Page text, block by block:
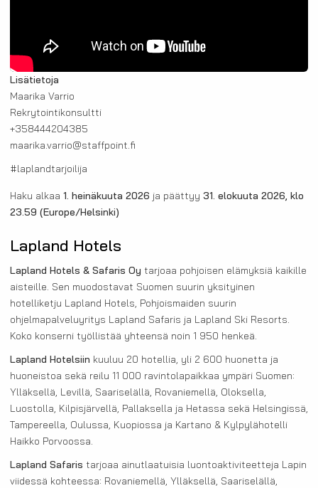
Lisätietoja
Maarika Varrio
Rekrytointikonsultti
+358444204385
maarika.varrio@staffpoint.fi
#laplandtarjoilija
Haku alkaa 1. heinäkuuta 2026 ja päättyy 31. elokuuta 2026, klo
23.59 (Europe/Helsinki)
Lapland Hotels
Lapland Hotels & Safaris Oy tarjoaa pohjoisen elämyksiä kaikille
aisteille. Sen muodostavat Suomen suurin yksityinen
hotelliketju Lapland Hotels, Pohjoismaiden suurin
ohjelmapalveluyritys Lapland Safaris ja Lapland Ski Resorts.
Koko konserni työllistää yhteensä noin 1 950 henkeä.
Lapland Hotelsiin kuuluu 20 hotellia, yli 2 600 huonetta ja
huoneistoa sekä reilu 11 000 ravintolapaikkaa ympäri Suomen:
Ylläksellä, Levillä, Saariselällä, Rovaniemellä, Oloksella,
Luostolla, Kilpisjärvellä, Pallaksella ja Hetassa sekä Helsingissä,
Tampereella, Oulussa, Kuopiossa ja Kartano & Kylpylähotelli
Haikko Porvoossa.
Lapland Safaris tarjoaa ainutlaatuisia luontoaktiviteetteja Lapin
viidessä kohteessa: Rovaniemellä, Ylläksellä, Saariselällä,